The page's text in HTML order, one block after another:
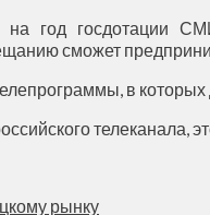
на год госдотации
сможет
в
телеканала,
рынку